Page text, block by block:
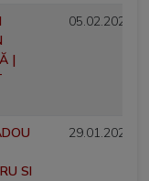
|
05.02.2026
SI
29.01.2026